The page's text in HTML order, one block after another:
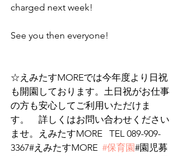
charged next week!
See you then everyone!
☆えみたすMOREでは今年度より日祝
も開園しております。土日祝がお仕事
の方も安心してご利用いただけま
す。　詳しくはお問い合わせください
ませ。えみたすMORE   TEL 089-909-
3367#えみたすMORE #保育園#園児募